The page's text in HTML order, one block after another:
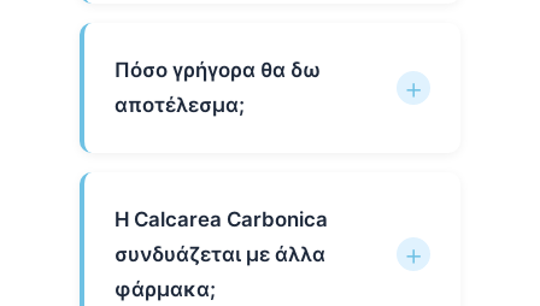
Πόσο γρήγορα θα δω
αποτέλεσμα;
Η Calcarea Carbonica
συνδυάζεται με άλλα
φάρμακα;